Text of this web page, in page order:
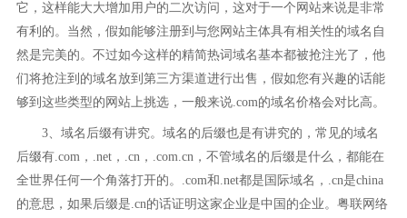
它，这样能大大增加用户的二次访问，这对于一个网站来说是非常
有利的。当然，假如能够注册到与您网站主体具有相关性的域名自
然是完美的。不过如今这样的精简热词域名基本都被抢注光了，他
们将抢注到的域名放到第三方渠道进行出售，假如您有兴趣的话能
够到这些类型的网站上挑选，一般来说.com的域名价格会对比高。
3、域名后缀有讲究。域名的后缀也是有讲究的，常见的域名
后缀有.com，.net，.cn，.com.cn，不管域名的后缀是什么，都能在
全世界任何一个角落打开的。.com和.net都是国际域名，.cn是china
的意思，如果后缀是.cn的话证明这家企业是中国的企业。粤联网络